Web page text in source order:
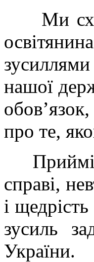
Ми
нашої
про те,
справі,
і
зусиль
України.